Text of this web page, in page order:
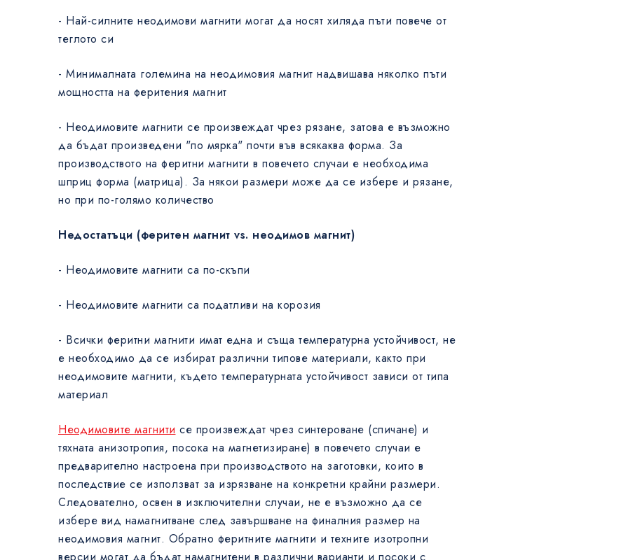
- Най-силните неодимови магнити могат да носят хиляда пъти повече от
теглото си
- Минималната големина на неодимовия магнит надвишава няколко пъти
мощността на феритения магнит
- Неодимовите магнити се произвеждат чрез рязане, затова е възможно
да бъдат произведени "по мярка" почти във всякаква форма. За
производството на феритни магнити в повечето случаи е необходима
шприц форма (матрица). За някои размери може да се избере и рязане,
но при по-голямо количество
Недостатъци (феритен магнит vs. неодимов магнит)
- Неодимовите магнити са по-скъпи
- Неодимовите магнити са податливи на корозия
- Всички феритни магнити имат една и съща температурна устойчивост, не
е необходимо да се избират различни типове материали, както при
неодимовите магнити, където температурната устойчивост зависи от типа
материал
Неодимовите магнити се произвеждат чрез синтероване (спичане) и
тяхната анизотропия, посока на магнетизиране) в повечето случаи е
предварително настроена при производството на заготовки, които в
последствие се използват за изрязване на конкретни крайни размери.
Следователно, освен в изключителни случаи, не е възможно да се
избере вид намагнитване след завършване на финалния размер на
неодимовия магнит. Обратно феритните магнити и техните изотропни